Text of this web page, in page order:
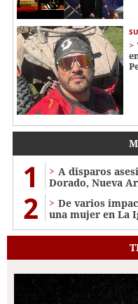
1
A disparos
Dorado, Nueva
2
De varios
una mujer en La